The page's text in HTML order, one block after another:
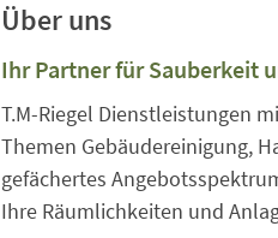
Über uns
Ihr Partner für Sauberkeit
T.M-Riegel Dienstleistungen
Themen Gebäudereinigung,
gefächertes
Ihre Räumlichkeiten und